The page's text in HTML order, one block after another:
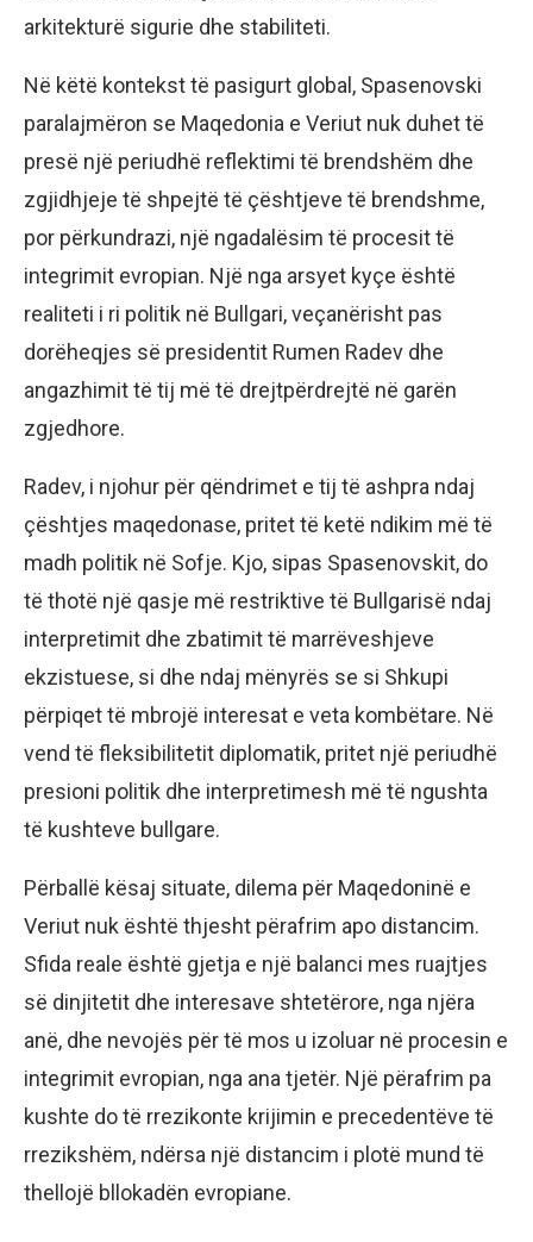
arkitekturë sigurie dhe stabiliteti.
Në këtë kontekst të pasigurt global, Spasenovski
paralajmëron se Maqedonia e Veriut nuk duhet të
presë një periudhë reflektimi të brendshëm dhe
zgjidhjeje të shpejtë të çështjeve të brendshme,
por përkundrazi, një ngadalësim të procesit të
integrimit evropian. Një nga arsyet kyçe është
realiteti i ri politik në Bullgari, veçanërisht pas
dorëheqjes së presidentit Rumen Radev dhe
angazhimit të tij më të drejtpërdrejtë në garën
zgjedhore.
Radev, i njohur për qëndrimet e tij të ashpra ndaj
çështjes maqedonase, pritet të ketë ndikim më të
madh politik në Sofje. Kjo, sipas Spasenovskit, do
të thotë një qasje më restriktive të Bullgarisë ndaj
interpretimit dhe zbatimit të marrëveshjeve
ekzistuese, si dhe ndaj mënyrës se si Shkupi
përpiqet të mbrojë interesat e veta kombëtare. Në
vend të fleksibilitetit diplomatik, pritet një periudhë
presioni politik dhe interpretimesh më të ngushta
të kushteve bullgare.
Përballë kësaj situate, dilema për Maqedoninë e
Veriut nuk është thjesht përafrim apo distancim.
Sfida reale është gjetja e një balanci mes ruajtjes
së dinjitetit dhe interesave shtetërore, nga njëra
anë, dhe nevojës për të mos u izoluar në procesin e
integrimit evropian, nga ana tjetër. Një përafrim pa
kushte do të rrezikonte krijimin e precedentëve të
rrezikshëm, ndërsa një distancim i plotë mund të
thellojë bllokadën evropiane.